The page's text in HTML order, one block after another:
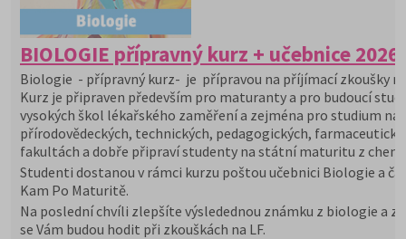
BIOLOGIE přípravný kurz + učebnice
Biologie - přípravný kurz- je přípravou na příjímací zkoušky na
Kurz je připraven především pro maturanty a pro budoucí
vysokých škol lékařského zaměření a zejména pro studium na
přírodovědeckých, technických, pedagogických,
fakultách a dobře připraví studenty na státní maturitu z
Studenti dostanou v rámci kurzu poštou učebnici Biologie a
Kam Po Maturitě.
Na poslední chvíli zlepšíte výsledednou známku z biologie a
se Vám budou hodit při zkouškách na LF.